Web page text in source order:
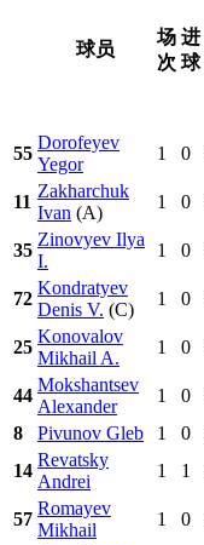
球员
场
次
进
球
55
Dorofeyev
Yegor
1 0
11
Zakharchuk
Ivan (A)
1 0
35
Zinovyev Ilya
I.
1 0
72
Kondratyev
Denis V. (C)
1 0
25
Konovalov
Mikhail A.
1 0
44
Mokshantsev
Alexander
1 0
8
Pivunov Gleb 1 0
14
Revatsky
Andrei
1 1
57
Romayev
Mikhail
1 0